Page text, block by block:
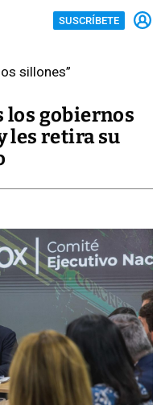
SUSCRÍBETE
sillones”
los gobiernos
les retira su